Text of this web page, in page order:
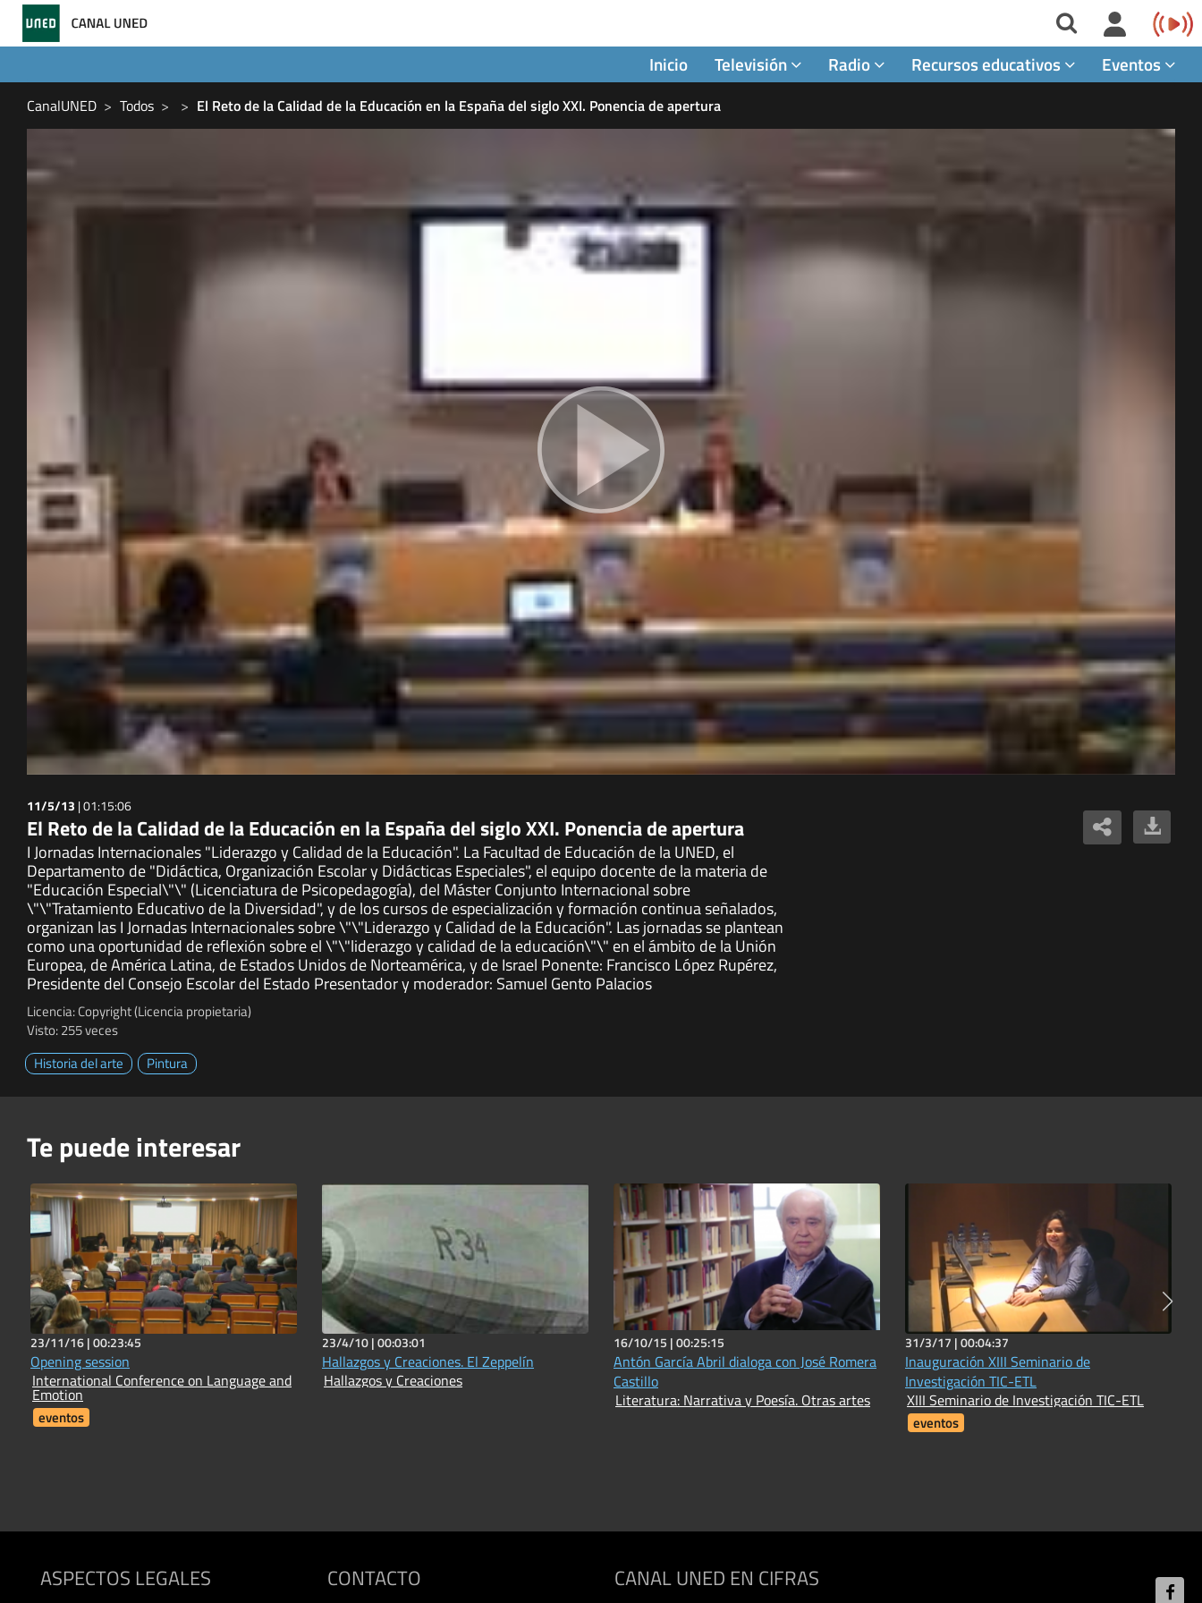
Inicio Televisión Radio Recursos educativos Eventos
CanalUNED Todos El Reto de la Calidad de la Educación en la España del siglo XXI. Ponencia de apertura
11/5/13 |01:15:06
El Reto de la Calidad de la Educación en la España del siglo XXI. Ponencia de apertura
I Jornadas Internacionales "Liderazgo y Calidad de la Educación". La Facultad de Educación de la UNED, el
Departamento de "Didáctica, Organización Escolar y Didácticas Especiales", el equipo docente de la materia de
"Educación Especial\"\" (Licenciatura de Psicopedagogía), del Máster Conjunto Internacional sobre
\"\"Tratamiento Educativo de la Diversidad", y de los cursos de especialización y formación continua señalados,
organizan las I Jornadas Internacionales sobre \"\"Liderazgo y Calidad de la Educación". Las jornadas se plantean
como una oportunidad de reflexión sobre el \"\"liderazgo y calidad de la educación\"\" en el ámbito de la Unión
Europea, de América Latina, de Estados Unidos de Norteamérica, y de Israel Ponente: Francisco López Rupérez,
Presidente del Consejo Escolar del Estado Presentador y moderador: Samuel Gento Palacios
Licencia: Copyright (Licencia propietaria)
Visto: 255 veces
Historia del arte
Pintura
Te puede interesar
23/11/16 |00:23:45
Opening session
International Conference on Language and
Emotion
eventos
23/4/10 |00:03:01
Hallazgos y Creaciones. El Zeppelín
Hallazgos y Creaciones
16/10/15 |00:25:15
Antón García Abril dialoga con José Romera
Castillo
Literatura: Narrativa y Poesía. Otras artes
31/3/17 |00:04:37
Inauguración XIII Seminario de
Investigación TIC-ETL
XIII Seminario de Investigación TIC-ETL
eventos
ASPECTOS LEGALES CONTACTO CANAL UNED EN CIFRAS